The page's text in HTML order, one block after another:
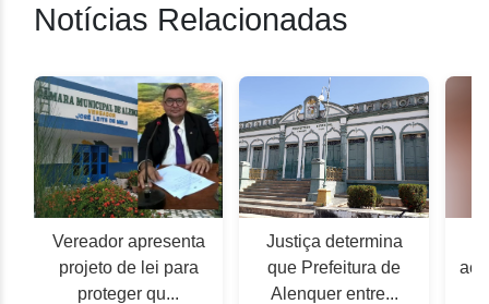
Notícias Relacionadas
Vereador apresenta
projeto de lei para
proteger qu...
Justiça determina
que Prefeitura de
Alenquer entre...